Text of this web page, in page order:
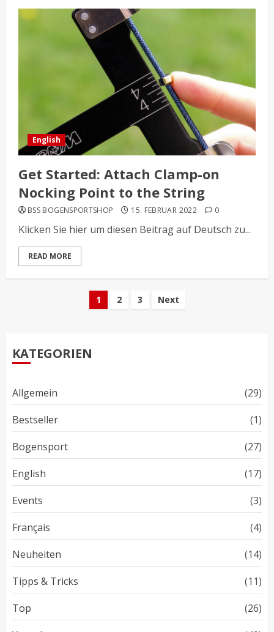
English
Get Started: Attach Clamp-on
Nocking Point to the String
BSS BOGENSPORTSHOP 15. FEBRUAR 2022 0
Klicken Sie hier um diesen Beitrag auf Deutsch zu...
READ MORE
Beiträge
1 2 3 Next
KATEGORIEN
Allgemein
(29)
Bestseller
(1)
Bogensport
(27)
English
(17)
Events
(3)
Français
(4)
Neuheiten
(14)
Tipps & Tricks
(11)
Top
(26)